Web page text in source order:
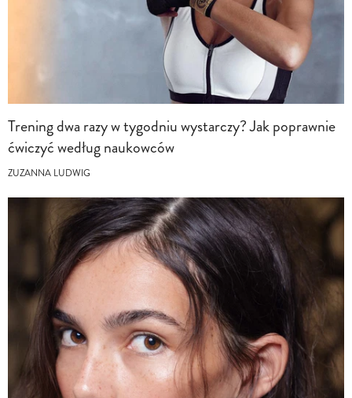
Trening dwa razy w tygodniu wystarczy? Jak poprawnie
ćwiczyć według naukowców
ZUZANNA LUDWIG